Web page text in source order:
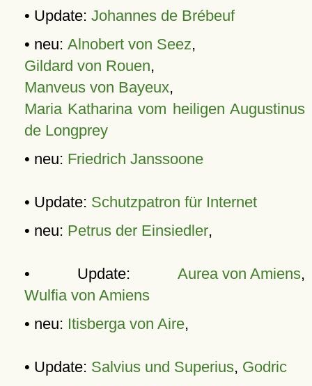
• Update: Johannes de Brébeuf
• neu: Alnobert von Seez,
Gildard von Rouen,
Manveus von Bayeux,
Maria Katharina vom heiligen Augustinus
de Longprey
• neu: Friedrich Janssoone
• Update: Schutzpatron für Internet
• neu: Petrus der Einsiedler,
• Update: Aurea von Amiens,
Wulfia von Amiens
• neu: Itisberga von Aire,
• Update: Salvius und Superius, Godric